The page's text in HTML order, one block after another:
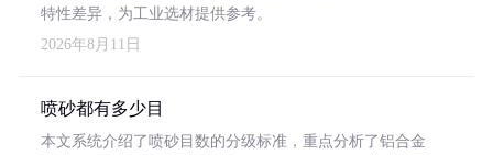
特性差异，为工业选材提供参考。
2026年8月11日
喷砂都有多少目
本文系统介绍了喷砂目数的分级标准，重点分析了铝合金